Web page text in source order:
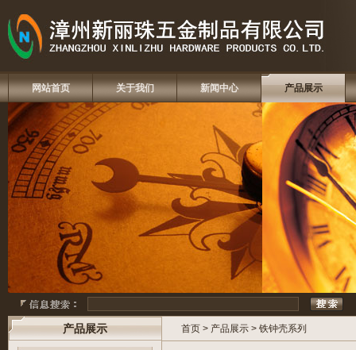
网站首页 关于我们 新闻中心 产品展示
产品展示 首页 > 产品展示 > 铁钟壳系列